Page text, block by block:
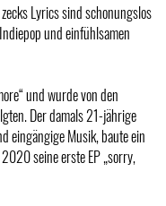
Lyrics sind schonungslos
und einfühlsamen
und wurde von den
Der damals 21-jährige
eingängige Musik, baute ein
seine erste EP „sorry,